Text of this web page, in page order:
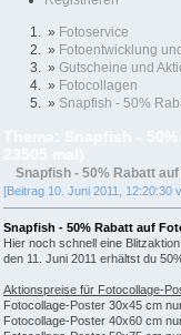
» Fotoservice
» Fotoentwicklung
» Gutscheine und
» Fotocollagen
» Snapfish - 50%
Snapfish - 50% Rabatt
[Beitrag 10. Juni 2011, 12:20:30
Snapfish - 50% Rabatt auf
Hier noch schnell eine
den 11. Juni 2011 erhältst du
Aktionspreise für Fotocollage-
Fotocollage-Poster 30x45 cm
Fotocollage-Poster 40x60 cm